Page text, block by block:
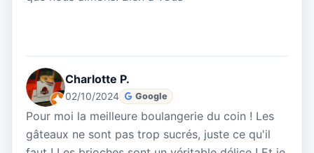
Charlotte P.
02/10/2024 Google
Pour moi la meilleure boulangerie du coin ! Les
gâteaux ne sont pas trop sucrés, juste ce qu'il